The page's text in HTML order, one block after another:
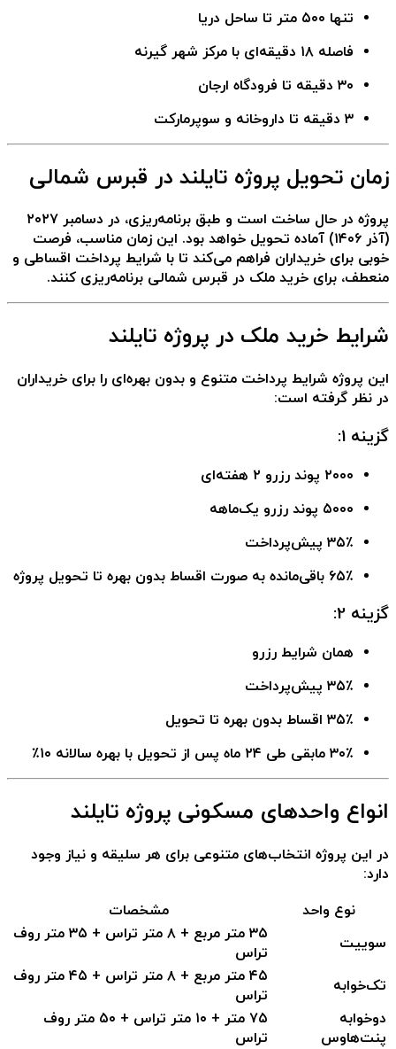
تنها ۵۰۰ متر تا ساحل دریا
فاصله ۱۸ دقیقه‌ای با مرکز شهر گیرنه
۳۰ دقیقه تا فرودگاه ارجان
۳ دقیقه تا داروخانه و سوپرمارکت
زمان تحویل پروژه تایلند در قبرس شمالی
پروژه در حال ساخت است و طبق برنامه‌ریزی، در
دسامبر ۲۰۲۷
(آذر ۱۴۰۶)
آماده تحویل خواهد بود. این زمان مناسب، فرصت
خوبی برای خریداران فراهم می‌کند تا با شرایط پرداخت اقساطی و
منعطف، برای خرید ملک در قبرس شمالی برنامه‌ریزی کنند.
شرایط خرید ملک در پروژه تایلند
این پروژه شرایط پرداخت متنوع و بدون بهره‌ای را برای خریداران
در نظر گرفته است:
گزینه 1:
۲۰۰۰ پوند رزرو ۲ هفته‌ای
۵۰۰۰ پوند رزرو یک‌ماهه
۳۵٪ پیش‌پرداخت
۶۵٪ باقی‌مانده به صورت اقساط بدون بهره تا تحویل پروژه
گزینه 2:
همان شرایط رزرو
۳۵٪ پیش‌پرداخت
۳۵٪ اقساط بدون بهره تا تحویل
۳۰٪ مابقی طی ۲۴ ماه پس از تحویل با بهره سالانه ۱۰٪
انواع واحدهای مسکونی پروژه تایلند
در این پروژه انتخاب‌های متنوعی برای هر سلیقه و نیاز وجود
دارد:
نوع واحد
مشخصات
سوییت
۳۵ متر مربع + ۸ متر تراس + ۳۵ متر روف
تراس
تک‌خوابه
۴۵ متر مربع + ۸ متر تراس + ۴۵ متر روف
تراس
دو‌خوابه
پنت‌هاوس
۷۵ متر + ۱۰ متر تراس + ۵۰ متر روف
تراس